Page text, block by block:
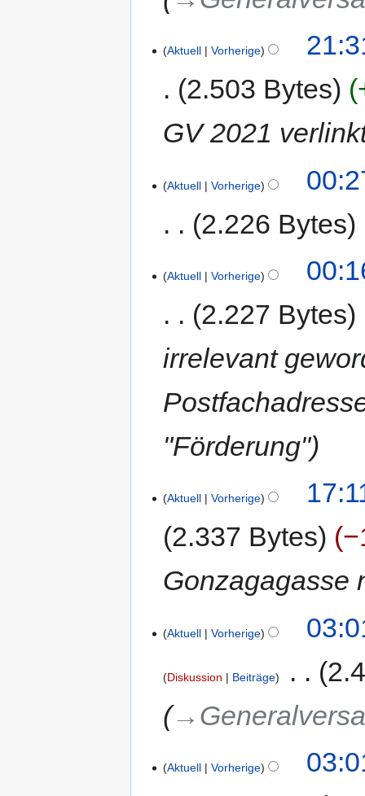
Aktuell Vorherige
2.503 Bytes
GV 2021
Aktuell Vorherige
2.226 Bytes
Aktuell Vorherige
2.227 Bytes
irrelevant
"Förderung"
Aktuell Vorherige
2.337 Bytes
Gonzagagasse
Aktuell Vorherige
Diskussion Beiträge
Aktuell Vorherige